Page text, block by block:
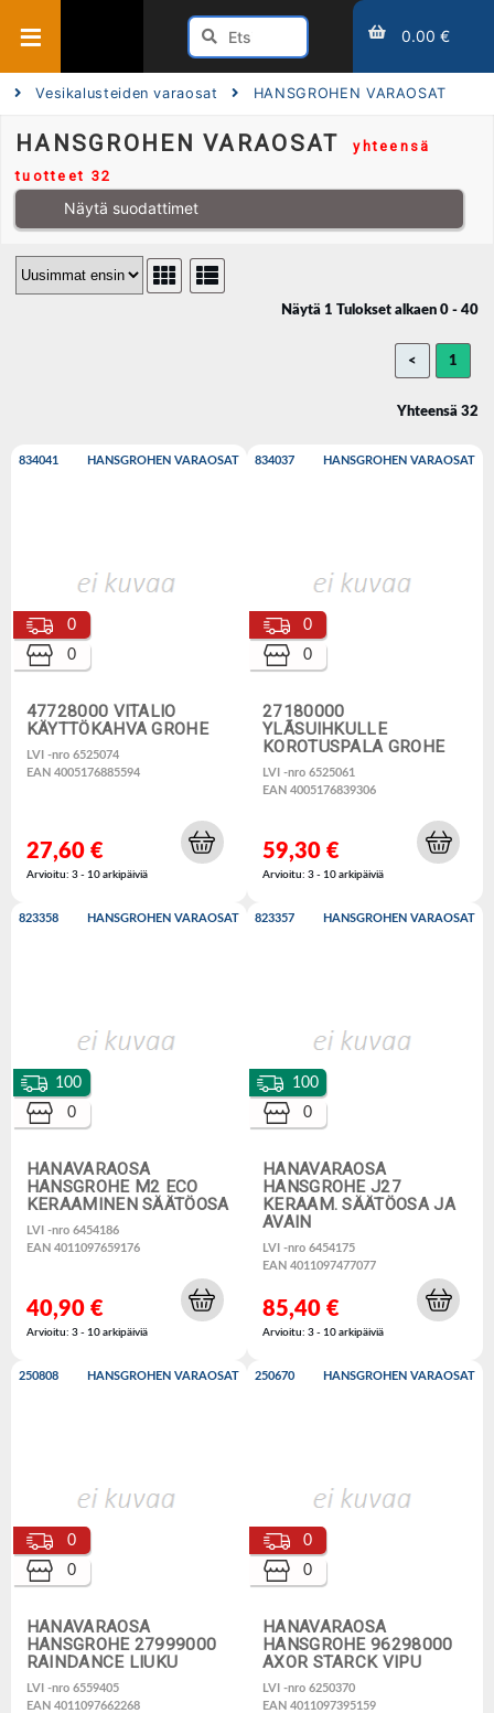
0.00 €
Vesikalusteiden varaosat HANSGROHEN VARAOSAT
HANSGROHEN VARAOSAT
yhteensä
tuotteet 32
Näytä suodattimet
Näytä 1 Tulokset alkaen 0 - 40
< 1
Yhteensä 32
834041 HANSGROHEN VARAOSAT
47728000 VITALIO
KÄYTTÖKAHVA GROHE
LVI -nro 6525074
EAN 4005176885594
0
0
27,60 €
Arvioitu: 3 - 10 arkipäiviä
834037 HANSGROHEN VARAOSAT
27180000
YLÃSUIHKULLE
KOROTUSPALA GROHE
LVI -nro 6525061
EAN 4005176839306
0
0
59,30 €
Arvioitu: 3 - 10 arkipäiviä
823358 HANSGROHEN VARAOSAT
HANAVARAOSA
HANSGROHE M2 ECO
KERAAMINEN SÄÄTÖOSA
LVI -nro 6454186
EAN 4011097659176
100
0
40,90 €
Arvioitu: 3 - 10 arkipäiviä
823357 HANSGROHEN VARAOSAT
HANAVARAOSA
HANSGROHE J27
KERAAM. SÄÄTÖOSA JA
AVAIN
LVI -nro 6454175
EAN 4011097477077
100
0
85,40 €
Arvioitu: 3 - 10 arkipäiviä
250808 HANSGROHEN VARAOSAT
HANAVARAOSA
HANSGROHE 27999000
RAINDANCE LIUKU
LVI -nro 6559405
EAN 4011097662268
0
0
250670 HANSGROHEN VARAOSAT
HANAVARAOSA
HANSGROHE 96298000
AXOR STARCK VIPU
LVI -nro 6250370
EAN 4011097395159
0
0